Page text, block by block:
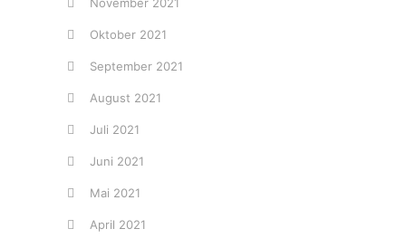
Oktober 2021
September 2021
August 2021
Juli 2021
Juni 2021
Mai 2021
April 2021